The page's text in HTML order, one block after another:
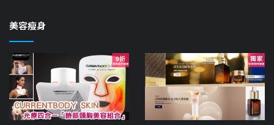
美容瘦身